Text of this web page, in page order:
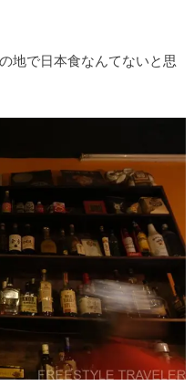
地で日本食なんてないと思